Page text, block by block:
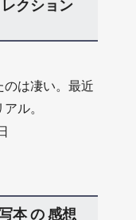
クション
のは凄い。最近
ル。
本 の 感想